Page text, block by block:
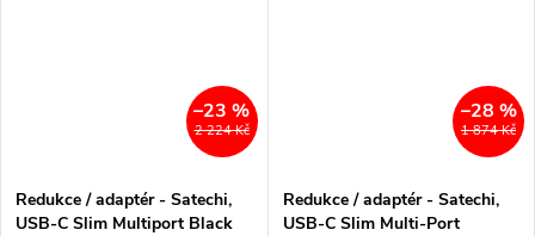
2 224 Kč
–23 %
Redukce / adaptér - Satechi,
USB-C Slim Multiport Black
1 874 Kč
–28 %
Redukce / adaptér - Satechi,
USB-C Slim Multi-Port